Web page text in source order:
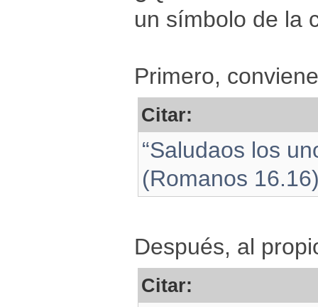
un símbolo de la
Primero,
Citar:
“Saludaos los
(Romanos
Después, al
Citar: